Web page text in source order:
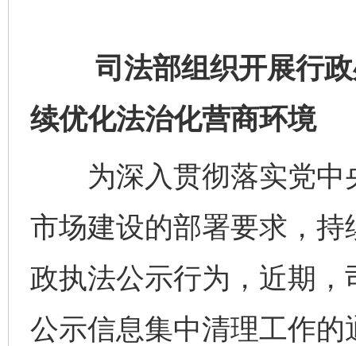
司法部组织开展行政
续优化法治化营商环境
为深入贯彻落实党中
市场建设的部署要求，
政执法公示行为，近期
公示信息集中清理工作